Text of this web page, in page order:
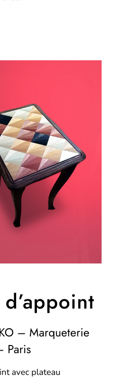
– Marqueterie
Paris
avec plateau